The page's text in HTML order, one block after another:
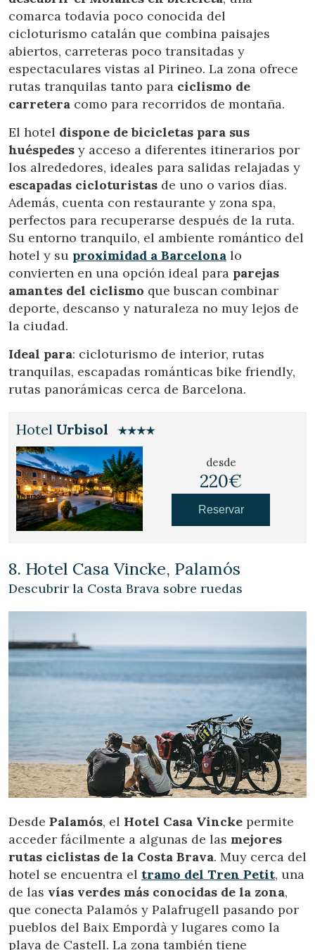
comarca todavía poco conocida del
cicloturismo catalán que combina paisajes
abiertos, carreteras poco transitadas y
espectaculares vistas al Pirineo. La zona ofrece
rutas tranquilas tanto para ciclismo de
carretera como para recorridos de montaña.
El hotel dispone de bicicletas para sus
huéspedes y acceso a diferentes itinerarios por
los alrededores, ideales para salidas relajadas y
escapadas cicloturistas de uno o varios días.
Además, cuenta con restaurante y zona spa,
perfectos para recuperarse después de la ruta.
Su entorno tranquilo, el ambiente romántico del
hotel y su proximidad a Barcelona lo
convierten en una opción ideal para parejas
amantes del ciclismo que buscan combinar
deporte, descanso y naturaleza no muy lejos de
la ciudad.
Ideal para: cicloturismo de interior, rutas
tranquilas, escapadas románticas bike friendly,
rutas panorámicas cerca de Barcelona.
Hotel Urbisol
desde
220€
Reservar
8. Hotel Casa Vincke, Palamós
Descubrir la Costa Brava sobre ruedas
Desde Palamós, el Hotel Casa Vincke permite
acceder fácilmente a algunas de las mejores
rutas ciclistas de la Costa Brava. Muy cerca del
hotel se encuentra el tramo del Tren Petit, una
de las vías verdes más conocidas de la zona,
que conecta Palamós y Palafrugell pasando por
pueblos del Baix Empordà y lugares como la
playa de Castell. La zona también tiene